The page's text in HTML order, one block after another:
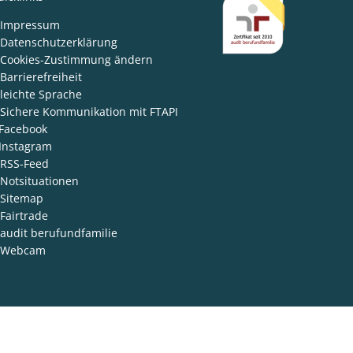
Impressum
Datenschutzerklärung
Cookies-Zustimmung ändern
Barrierefreiheit
leichte Sprache
Sichere Kommunikation mit FTAPI
Facebook
Instagram
RSS-Feed
Notsituationen
Sitemap
Fairtrade
audit berufundfamilie
Webcam